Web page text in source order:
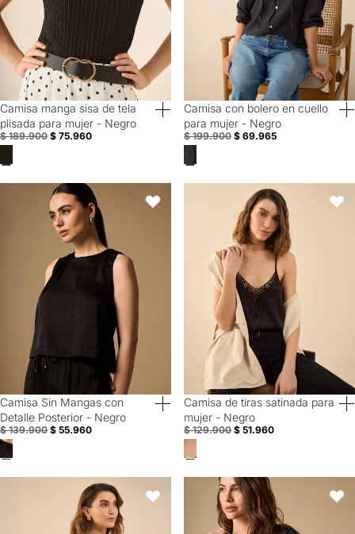
60% Off
Camisa manga sisa de tela
plisada para mujer - Negro
$ 189.900 $ 75.960
Special Prices
Camisa con bolero en cuello
para mujer - Negro
$ 199.900 $ 69.965
Camisa Sin Mangas con Detalle Posterior - Negro
60% Off
Camisa Sin Mangas con
Detalle Posterior - Negro
$ 139.900 $ 55.960
Favoritos
Camisa de tiras satinada para
60% Off
Camisa de tiras satinada para
mujer - Negro
$ 129.900 $ 51.960
Camisa manga sisa para mujer - Negro
Favoritos
Camisa camisera manga corta